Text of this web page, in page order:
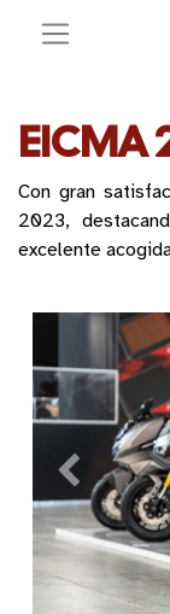
EICMA
Con gran
2023,
excelente
Anterior